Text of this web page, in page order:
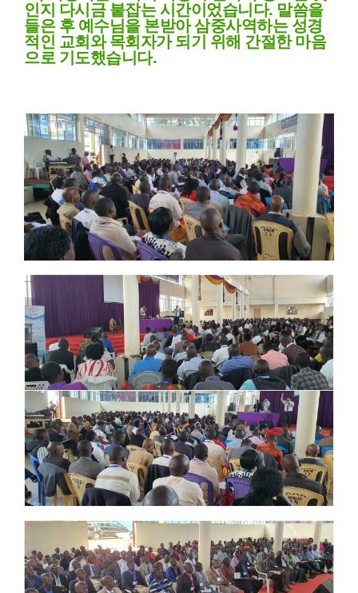
인지 다시금 붙잡는 시간이었습니다. 말씀을
들은 후 예수님을 본받아 삼중사역하는 성경
적인 교회와 목회자가 되기 위해 간절한 마음
으로 기도했습니다.